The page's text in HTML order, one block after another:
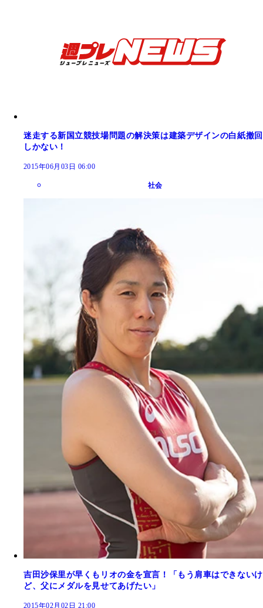
迷走する新国立競技場問題の解決策は建築デザインの白紙撤回
しかない！
2015年06月03日 06:00
社会
吉田沙保里が早くもリオの金を宣言！「もう肩車はできないけ
ど、父にメダルを見せてあげたい」
2015年02月02日 21:00